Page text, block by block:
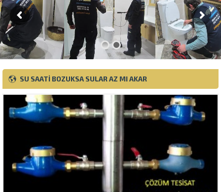
SU SAATI BOZUKSA SULAR AZ MI AKAR